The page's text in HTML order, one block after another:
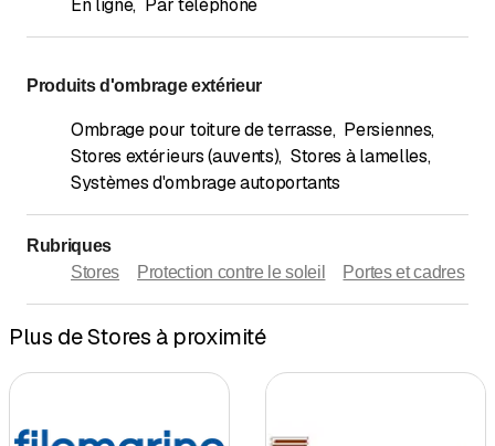
Produits d'ombrage extérieur
Ombrage pour toiture de terrasse, Persiennes,
Stores extérieurs (auvents), Stores à lamelles,
Systèmes d'ombrage autoportants
Rubriques
Stores
Protection contre le soleil Portes et cadres
Plus de Stores à proximité